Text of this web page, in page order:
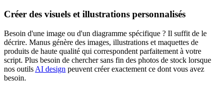
Créer des visuels et illustrations personnalisés
Besoin d'une image ou d'un diagramme spécifique ? Il suffit de le
décrire. Manus génère des images, illustrations et maquettes de
produits de haute qualité qui correspondent parfaitement à votre
script. Plus besoin de chercher sans fin des photos de stock lorsque
nos outils AI design peuvent créer exactement ce dont vous avez
besoin.